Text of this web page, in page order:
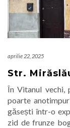
aprilie 22, 2025
Str.
În Vitanul vechi,
poarte
găsești într-o
zid de frunze